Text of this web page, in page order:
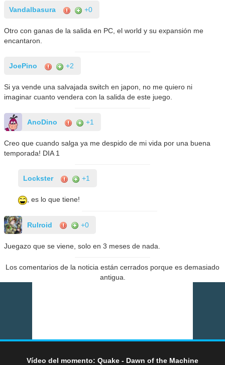
Vandalbasura +0
Otro con ganas de la salida en PC, el world y su expansión me
encantaron.
JoePino +2
Si ya vende una salvajada switch en japon, no me quiero ni
imaginar cuanto vendera con la salida de este juego.
AnoDino +1
Creo que cuando salga ya me despido de mi vida por una buena
temporada! DIA 1
Lockster +1
, es lo que tiene!
Rulroid +0
Juegazo que se viene, solo en 3 meses de nada.
Los comentarios de la noticia están cerrados porque es demasiado
antigua.
Vídeo del momento: Quake - Dawn of the Machine